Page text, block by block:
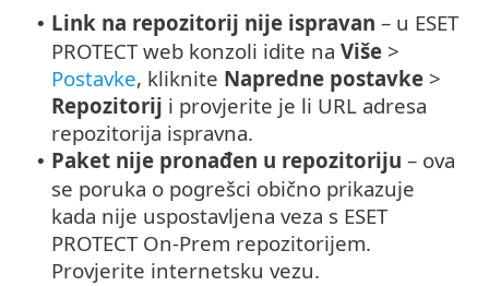
• Link na repozitorij nije ispravan – u ESET
PROTECT web konzoli idite na Više >
Postavke, kliknite Napredne postavke >
Repozitorij i provjerite je li URL adresa
repozitorija ispravna.
• Paket nije pronađen u repozitoriju – ova
se poruka o pogrešci obično prikazuje
kada nije uspostavljena veza s ESET
PROTECT On-Prem repozitorijem.
Provjerite internetsku vezu.